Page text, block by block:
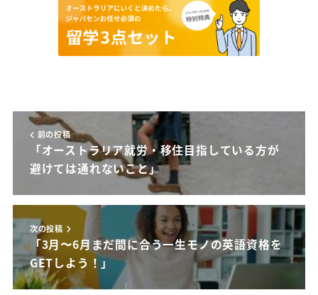
前の投稿
「オーストラリア就労・移住目指している方が
避けては通れないこと」
次の投稿
「3月〜6月まだ間に合う一生モノの英語資格を
GETしよう！」